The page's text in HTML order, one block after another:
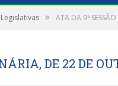
» ATA DA 9ª
DE 22 DE